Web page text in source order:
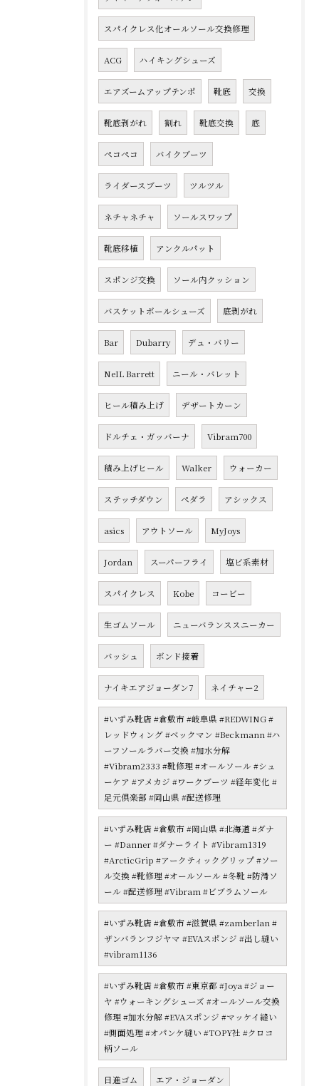
スパイクレス化オールソール交換修理
ACG ハイキングシューズ
エアズームアップテンポ 靴底 交換
靴底剥がれ 割れ 靴底交換 底
ペコペコ バイクブーツ
ライダースブーツ ツルツル
ネチャネチャ ソールスワップ
靴底移植 アンクルパット
スポンジ交換 ソール内クッション
バスケットボールシューズ 底剥がれ
Bar Dubarry デュ・バリー
NeIL Barrett ニール・バレット
ヒール積み上げ デザートカーン
ドルチェ・ガッバーナ Vibram700
積み上げヒール Walker ウォーカー
ステッチダウン ペダラ アシックス
asics アウトソール MyJoys
Jordan スーパーフライ 塩ビ系素材
スパイクレス Kobe コービー
生ゴムソール ニューバランススニーカー
バッシュ ボンド接着
ナイキエアジョーダン7 ネイチャー2
#いずみ靴店 #倉敷市 #岐阜県 #REDWING #
レッドウィング #ベックマン #Beckmann #ハ
ーフソールラバー交換 #加水分解
#Vibram2333 #靴修理 #オールソール #シュ
ーケア #アメカジ #ワークブーツ #経年変化 #
足元倶楽部 #岡山県 #配送修理
#いずみ靴店 #倉敷市 #岡山県 #北海道 #ダナ
ー #Danner #ダナーライト #Vibram1319
#ArcticGrip #アークティックグリップ #ソー
ル交換 #靴修理 #オールソール #冬靴 #防滑ソ
ール #配送修理 #Vibram #ビブラムソール
#いずみ靴店 #倉敷市 #滋賀県 #zamberlan #
ザンバランフジヤマ #EVAスポンジ #出し縫い
#vibram1136
#いずみ靴店 #倉敷市 #東京都 #Joya #ジョー
ヤ #ウォーキングシューズ #オールソール交換
修理 #加水分解 #EVAスポンジ #マッケイ縫い
#側面処理 #オパンケ縫い #TOPY社 #クロコ
柄ソール
日進ゴム エア・ジョーダン